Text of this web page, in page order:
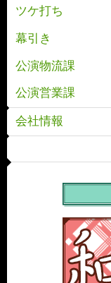
ツケ打ち
幕引き
公演物流課
公演営業課
会社情報